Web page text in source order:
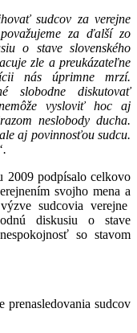
sudcov za verejne
za ďalší zo
o stave slovenského
zle a preukázateľne
nás úprimne mrzí.
slobodne diskutovať
vysloviť hoc aj
neslobody ducha.
aj povinnosťou sudcu.
podpísalo celkovo
svojho mena a
sudcovia verejne
diskusiu o stave
so stavom
sudcov